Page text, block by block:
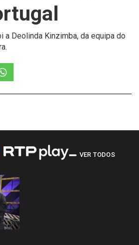
a Deolinda Kinzimba, da equipa do
VER TODOS